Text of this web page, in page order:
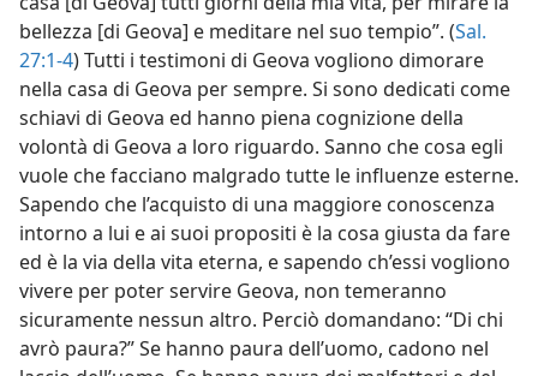
bellezza [di Geova] e meditare nel suo tempio”. (Sal.
27:1-4) Tutti i testimoni di Geova vogliono dimorare
nella casa di Geova per sempre. Si sono dedicati come
schiavi di Geova ed hanno piena cognizione della
volontà di Geova a loro riguardo. Sanno che cosa egli
vuole che facciano malgrado tutte le influenze esterne.
Sapendo che l’acquisto di una maggiore conoscenza
intorno a lui e ai suoi propositi è la cosa giusta da fare
ed è la via della vita eterna, e sapendo ch’essi vogliono
vivere per poter servire Geova, non temeranno
sicuramente nessun altro. Perciò domandano: “Di chi
avrò paura?” Se hanno paura dell’uomo, cadono nel